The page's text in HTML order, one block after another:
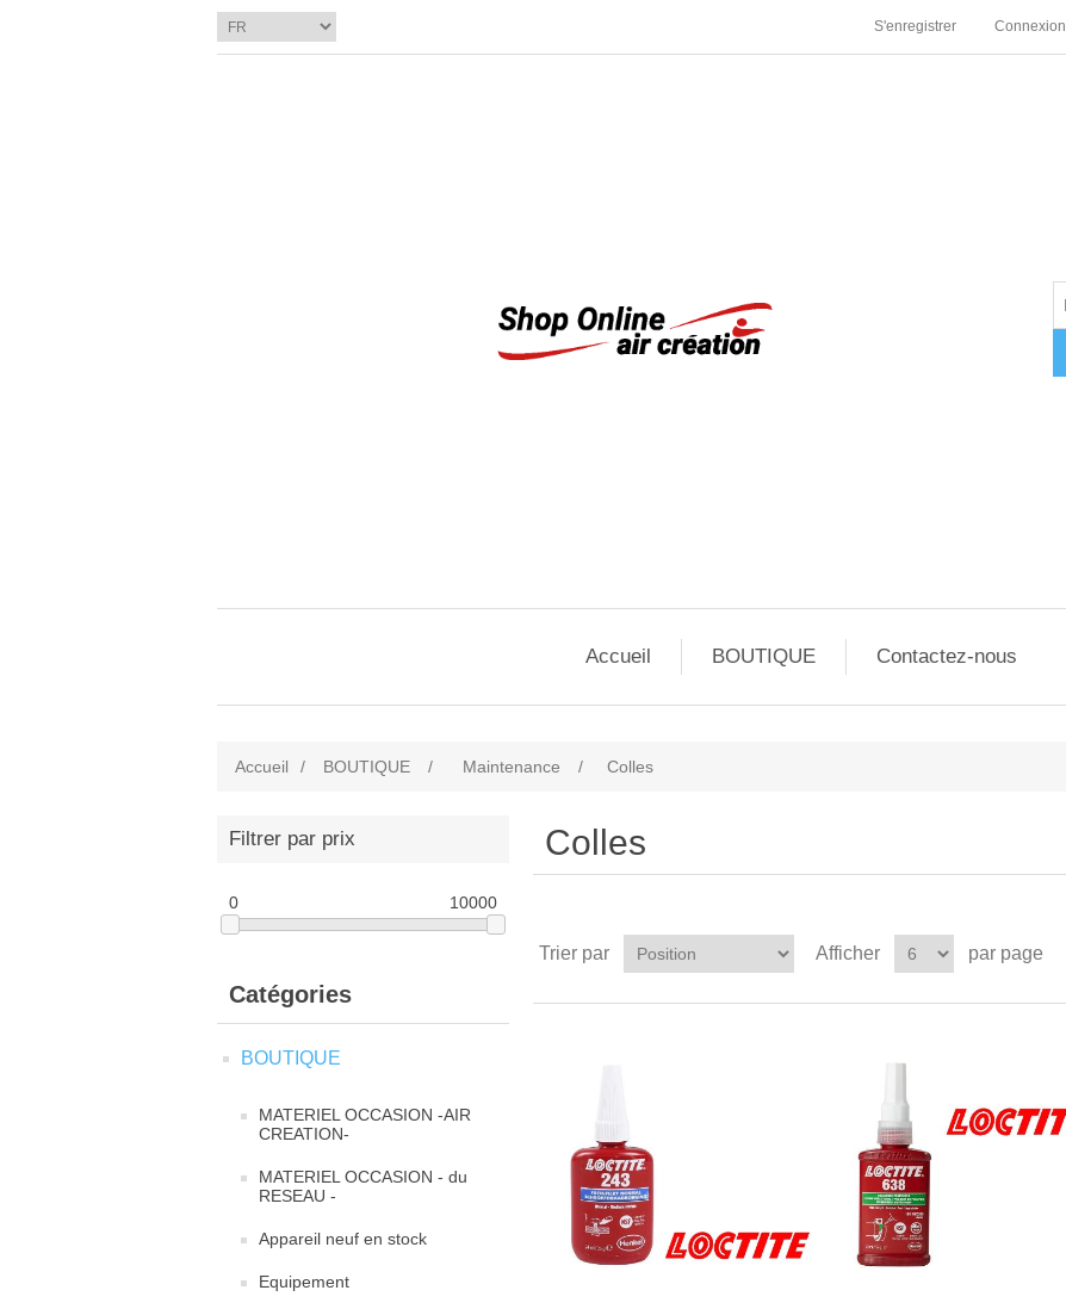
S'enregistrer Connexion
Accueil BOUTIQUE Contactez-nous
Accueil / BOUTIQUE / Maintenance / Colles
Filtrer par prix
0 10000
Catégories
BOUTIQUE
MATERIEL OCCASION -AIR
CREATION-
MATERIEL OCCASION - du
RESEAU -
Appareil neuf en stock
Equipement
Colles
Trier par Afficher par page